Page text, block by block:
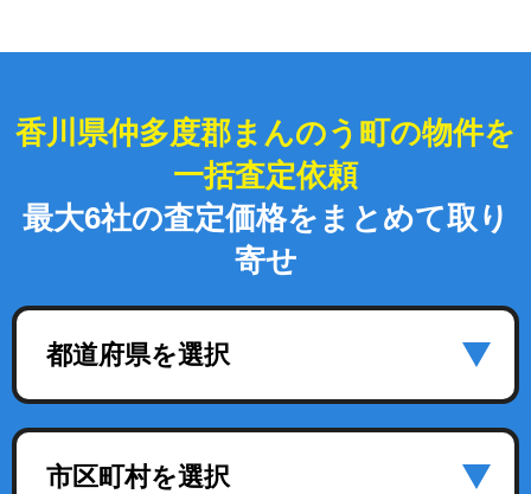
香川県仲多度郡まんのう町の物件を
一括査定依頼
最大6社の査定価格をまとめて取り
寄せ
都道府県を選択
市区町村を選択